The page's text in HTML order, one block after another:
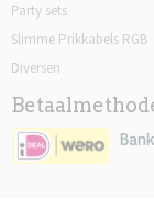
Party sets
Slimme Prikkabels RGB
Diversen